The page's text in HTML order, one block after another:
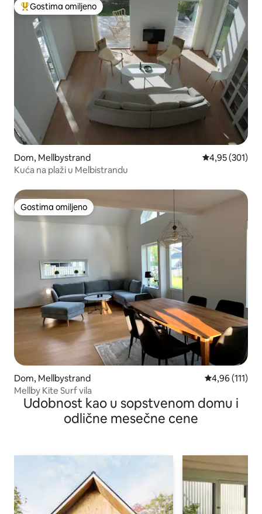
Najuspešniji među gostima omiljenim
Gostima omiljeno
Dom, Mellbystrand Prosečna
4,95 (301)
Kuća na plaži u Melbistrandu
Gostima omiljeno
Gostima omiljeno
Dom, Mellbystrand Prosečna
4,96 (111)
Mellby Kite Surf vila
Udobnost kao u sopstvenom domu i
odlične mesečne cene